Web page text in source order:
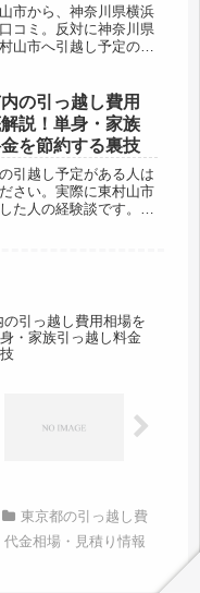
裏技
市から、神奈川県横浜
コミ。反対に神奈川県
山市へ引越し予定のあ
れています。片道で1
なので、その日のう...
の引っ越し費用
説！単身・家族
を節約する裏技
引越し予定がある人は
さい。実際に東村山市
た人の経験談です。東
引っ越し費用相場を
・家族引っ越し料金
東京都の引っ越し費
金相場・見積り情報